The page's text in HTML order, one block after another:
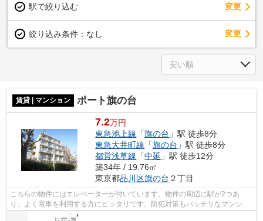
駅で絞り込む 変更
絞り込み条件： なし 変更
賃貸 | マンション ポート旗の台
7.2万円
東急池上線 「旗の台 」駅 徒歩8分
東急大井町線 「旗の台 」駅 徒歩8分
都営浅草線 「中延 」駅 徒歩12分
築34年 / 19.76㎡
東京都品川区旗の台 ２丁目
こちらの物件にはエレベーターが付いています。物件の周辺に駅が2つあ
り、よく電車を利用する方にピッタリです。防犯対策もバッチリなマンショ
ンタイプの物件です。幅広い層に好評な、...